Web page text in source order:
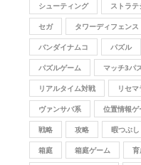
シューティング ストラテ
セガ タワーディフェンス
バンダイナムコ パズル
パズルゲーム マッチ3パ
リアルタイム対戦 リセマ
ヴァンサバ系 位置情報ゲ
戦略 攻略 暇つぶし
箱庭 箱庭ゲーム